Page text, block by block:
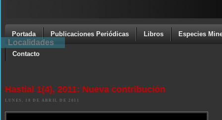
Portada Publicaciones Periódicas Libros Especies
Contacto
Hastial 1(4), 2011: Nueva contribución
LUNES, 18 DE ABRIL DE 2011
Localidades